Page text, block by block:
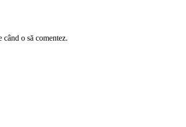
o să comentez.